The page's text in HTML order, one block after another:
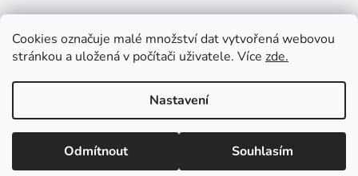
Cookies označuje malé množství dat vytvořená webovou
stránkou a uložená v počítači uživatele. Více zde.
Nastavení
Odmítnout Souhlasím
DOVOLENA do 17.8. OTEVŘENO: Pondělí-Pátek: 13-18hod.
Vytvořil Shoptet
Copyright 2026
. Všechna práva